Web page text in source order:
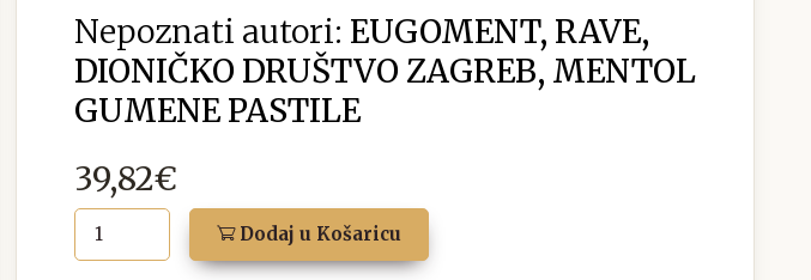
Nepoznati autori: EUGOMENT, RAVE,
DIONIČKO DRUŠTVO ZAGREB, MENTOL
GUMENE PASTILE
39,82€
Dodaj u Košaricu